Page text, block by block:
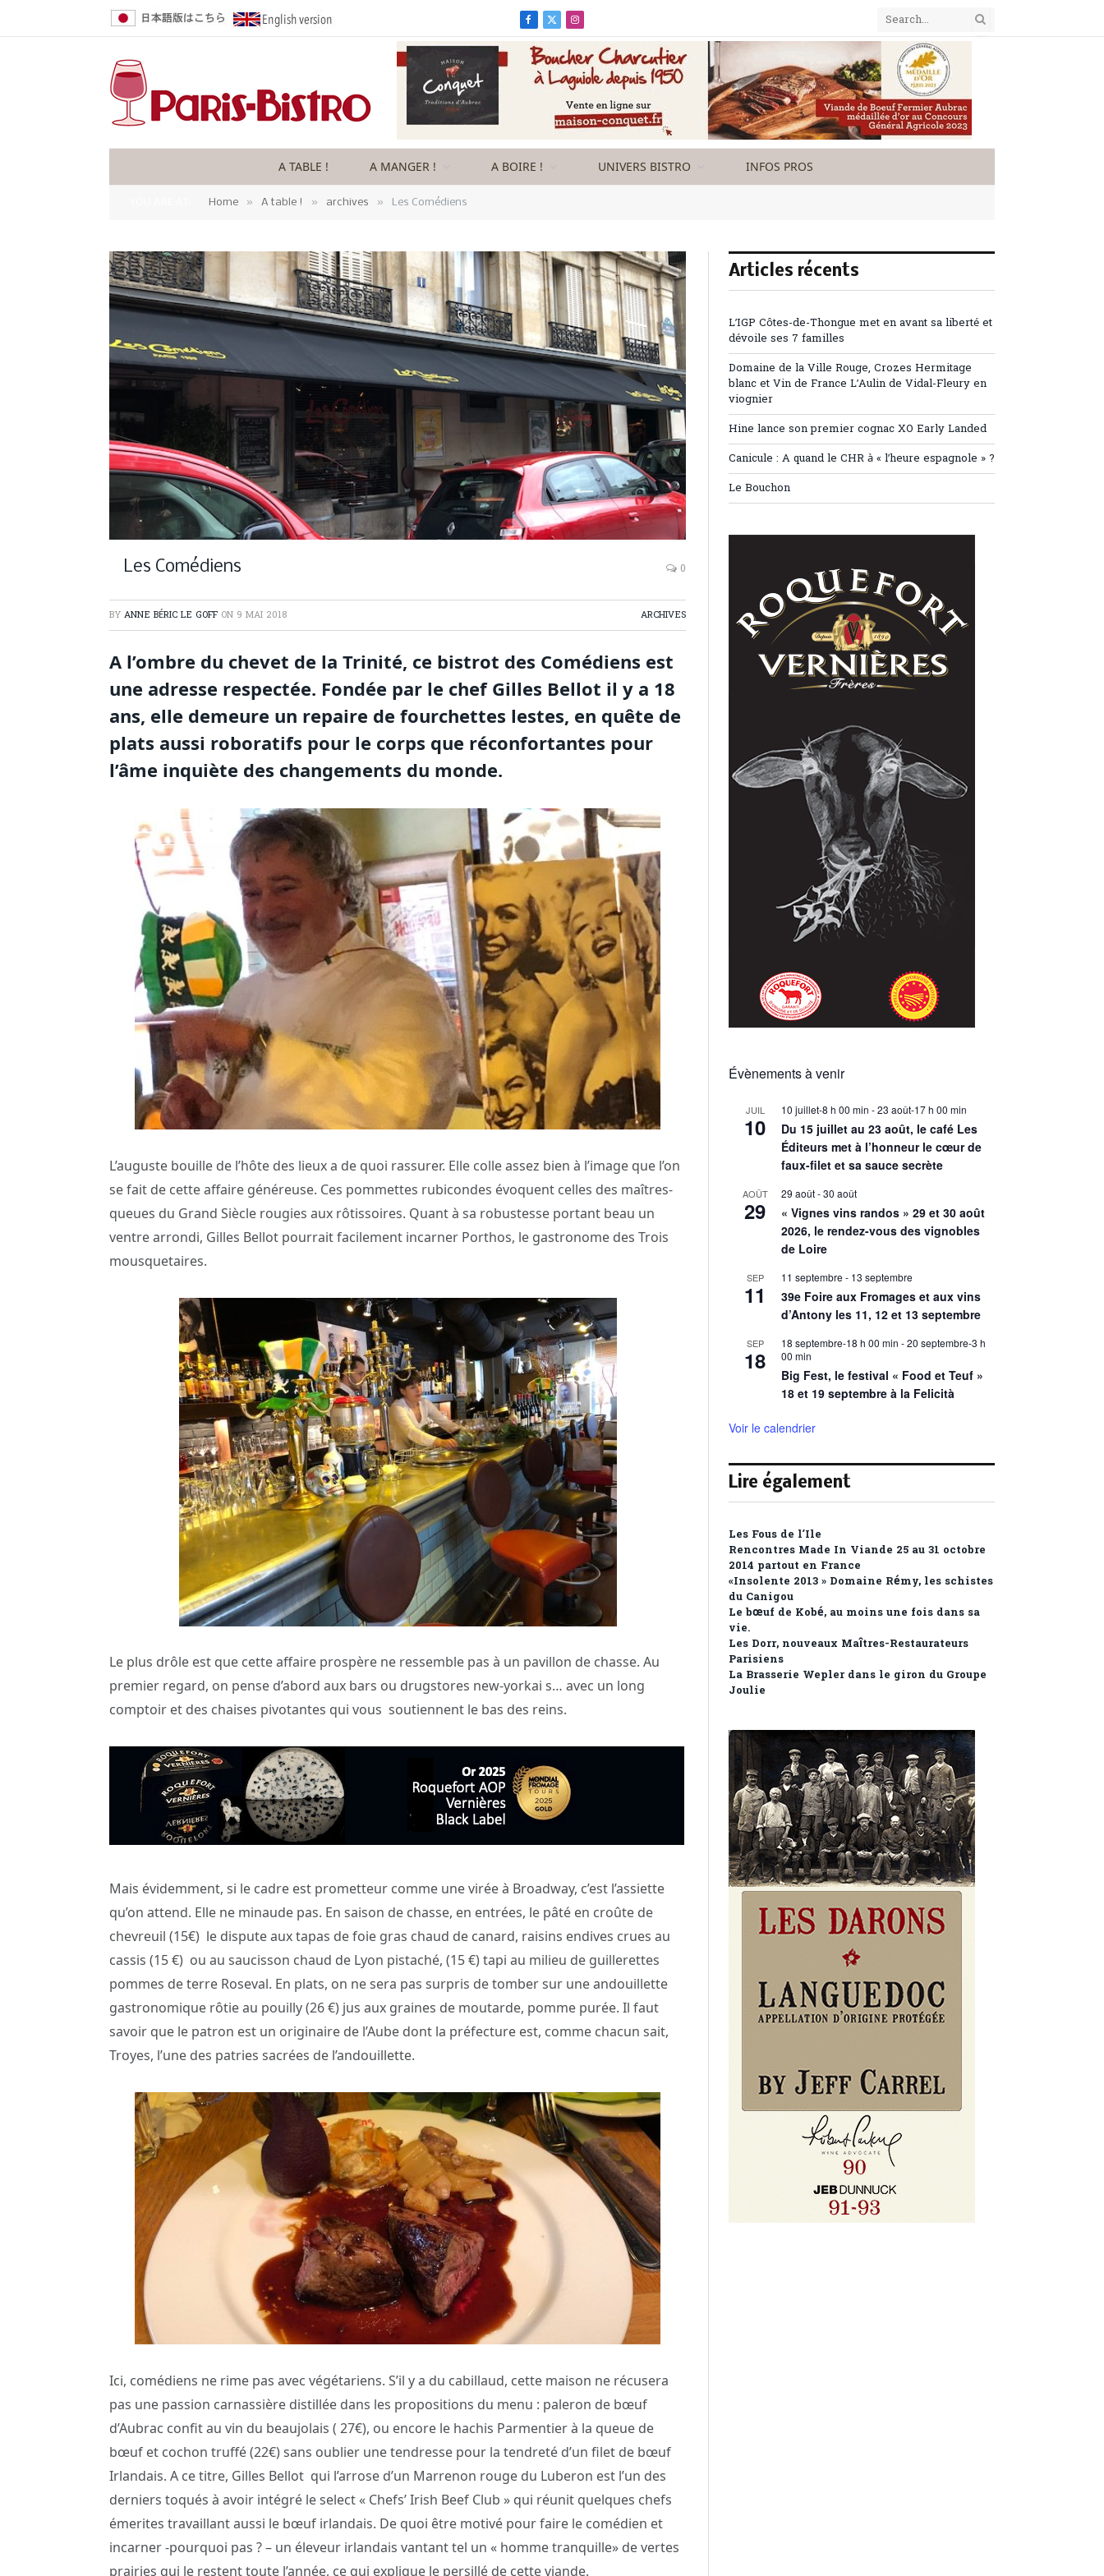
Facebook
X
(Twitter)
Instagram
A TABLE ! A MANGER ! A BOIRE ! UNIVERS BISTRO INFOS PROS
Home » A table ! » archives » Les Comédiens
Les Comédiens 0
BY ANNE BÉRIC LE GOFF ON 9 MAI 2018 ARCHIVES
A l’ombre du chevet de la Trinité, ce bistrot des Comédiens est
une adresse respectée. Fondée par le chef Gilles Bellot il y a 18
ans, elle demeure un repaire de fourchettes lestes, en quête de
plats aussi roboratifs pour le corps que réconfortantes pour
l’âme inquiète des changements du monde.
L’auguste bouille de l’hôte des lieux a de quoi rassurer. Elle colle assez bien à l’image que l’on
se fait de cette affaire généreuse. Ces pommettes rubicondes évoquent celles des maîtres-
queues du Grand Siècle rougies aux rôtissoires. Quant à sa robustesse portant beau un
ventre arrondi, Gilles Bellot pourrait facilement incarner Porthos, le gastronome des Trois
mousquetaires.
Le plus drôle est que cette affaire prospère ne ressemble pas à un pavillon de chasse. Au
premier regard, on pense d’abord aux bars ou drugstores new-yorkai s… avec un long
comptoir et des chaises pivotantes qui vous soutiennent le bas des reins.
Mais évidemment, si le cadre est prometteur comme une virée à Broadway, c’est l’assiette
qu’on attend. Elle ne minaude pas. En saison de chasse, en entrées, le pâté en croûte de
chevreuil (15€) le dispute aux tapas de foie gras chaud de canard, raisins endives crues au
cassis (15 €) ou au saucisson chaud de Lyon pistaché, (15 €) tapi au milieu de guillerettes
pommes de terre Roseval. En plats, on ne sera pas surpris de tomber sur une andouillette
gastronomique rôtie au pouilly (26 €) jus aux graines de moutarde, pomme purée. Il faut
savoir que le patron est un originaire de l’Aube dont la préfecture est, comme chacun sait,
Troyes, l’une des patries sacrées de l’andouillette.
Ici, comédiens ne rime pas avec végétariens. S’il y a du cabillaud, cette maison ne récusera
pas une passion carnassière distillée dans les propositions du menu : paleron de bœuf
d’Aubrac confit au vin du beaujolais ( 27€), ou encore le hachis Parmentier à la queue de
bœuf et cochon truffé (22€) sans oublier une tendresse pour la tendreté d’un filet de bœuf
Irlandais. A ce titre, Gilles Bellot qui l’arrose d’un Marrenon rouge du Luberon est l’un des
derniers toqués à avoir intégré le select « Chefs’ Irish Beef Club » qui réunit quelques chefs
émerites travaillant aussi le bœuf irlandais. De quoi être motivé pour faire le comédien et
incarner -pourquoi pas ? – un éleveur irlandais vantant tel un « homme tranquille» de vertes
prairies qui le restent toute l’année, ce qui explique le persillé de cette viande.
Articles récents
L’IGP Côtes-de-Thongue met en avant sa liberté et
dévoile ses 7 familles
Domaine de la Ville Rouge, Crozes Hermitage
blanc et Vin de France L’Aulin de Vidal-Fleury en
viognier
Hine lance son premier cognac XO Early Landed
Canicule : A quand le CHR à « l’heure espagnole » ?
Le Bouchon
Évènements à venir
JUIL
10
10 juillet-8 h 00 min -23 août-17 h 00 min
Du 15 juillet au 23 août, le café Les
Éditeurs met à l’honneur le cœur de
faux-filet et sa sauce secrète
AOÛT
29
29 août-30 août
« Vignes vins randos » 29 et 30 août
2026, le rendez-vous des vignobles
de Loire
SEP
11
11 septembre - 13 septembre
39e Foire aux Fromages et aux vins
d’Antony les 11, 12 et 13 septembre
SEP
18
18 septembre-18 h 00 min -20 septembre-3 h
00 min
Big Fest, le festival « Food et Teuf »
18 et 19 septembre à la Felicità
Voir le calendrier
Lire également
Les Fous de l’Ile
Rencontres Made In Viande 25 au 31 octobre
2014 partout en France
«Insolente 2013 » Domaine Rémy, les schistes
du Canigou
Le bœuf de Kobé, au moins une fois dans sa
vie.
Les Dorr, nouveaux Maîtres-Restaurateurs
Parisiens
La Brasserie Wepler dans le giron du Groupe
Joulie